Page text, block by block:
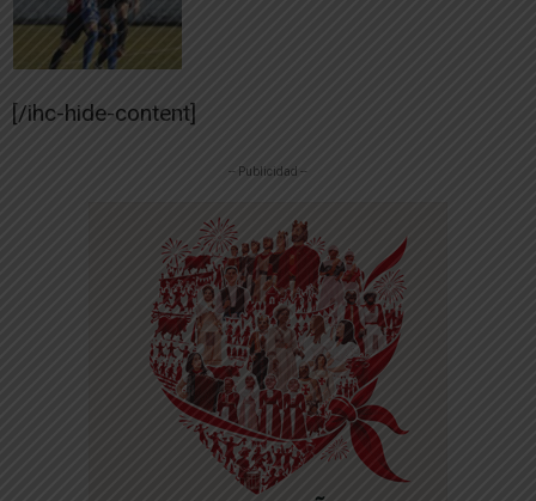
[/ihc-hide-content]
-- Publicidad --